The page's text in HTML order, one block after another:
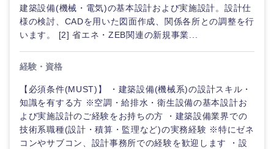
建築設備(機械・電気)の基本設計および実施設計。設計仕
様の検討、CADを用いた図面作成、関係各所との調整を行
います。 [2] 省エネ・ZEB関連の新規事業...
経験・資格
【必須条件(MUST)】 ・建築設備(機械系)の設計スキル・
知識を有する方 ※空調・給排水・衛生設備の基本設計お
よび実施設計のご経験をお持ちの方 ・建築設備業界での
技術系職種(設計・積算・監理など)の実務経験 ※特にゼネ
コンやサブコン、設計事務所での経験を歓迎します ・設